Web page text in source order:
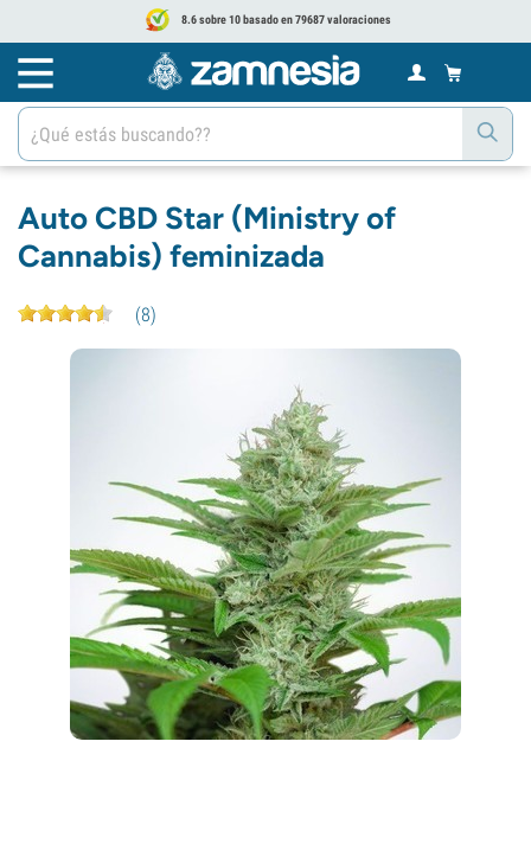
8.6 sobre 10 basado en 79687 valoraciones
Auto CBD Star (Ministry of
Cannabis) feminizada
(8)